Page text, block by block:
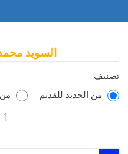
السويد
تصنيف:
من الجديد للقديم
1 بنود